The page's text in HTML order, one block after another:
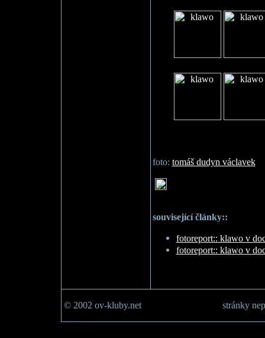
foto: tomáš dudyn václavek
související články::
fotoreport:: klawo v
fotoreport:: klawo v
© 2002 ov-kluby.net stránky